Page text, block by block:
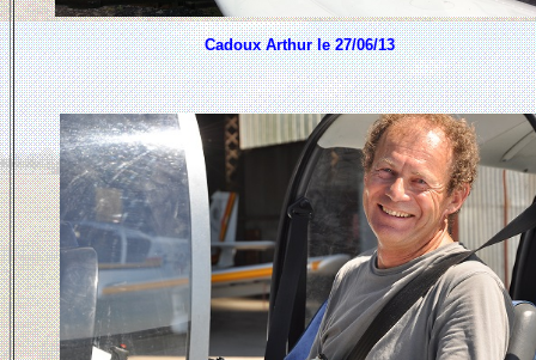
Cadoux Arthur le 27/06/13